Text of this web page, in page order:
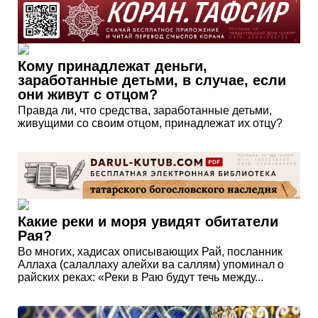
Кому принадлежат деньги,
заработанные детьми, в случае, если
они живут с отцом?
Правда ли, что средства, заработанные детьми,
живущими со своим отцом, принадлежат их отцу?
Какие реки и моря увидят обитатели
Рая?
Во многих, хадисах описывающих Рай, посланник
Аллаха (салаллаху алейхи ва саллям) упоминал о
райских реках: «Реки в Раю будут течь между...